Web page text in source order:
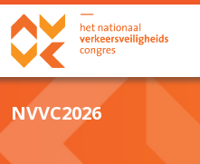
NVVC2026